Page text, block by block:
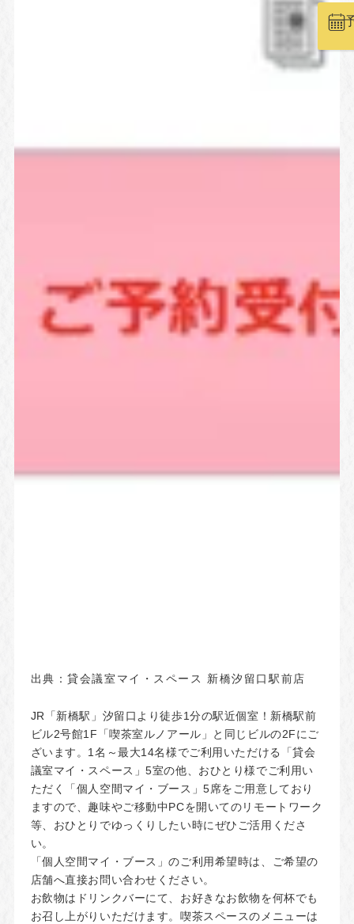
出典：貸会議室マイ・スペース 新橋汐留口駅前店
JR「新橋駅」汐留口より徒歩1分の駅近個室！新橋駅前
ビル2号館1F「喫茶室ルノアール」と同じビルの2Fにご
ざいます。1名～最大14名様でご利用いただける「貸会
議室マイ・スペース」5室の他、おひとり様でご利用い
ただく「個人空間マイ・ブース」5席をご用意しており
ますので、趣味やご移動中PCを開いてのリモートワーク
等、おひとりでゆっくりしたい時にぜひご活用くださ
い。
「個人空間マイ・ブース」のご利用希望時は、ご希望の
店舗へ直接お問い合わせください。
お飲物はドリンクバーにて、お好きなお飲物を何杯でも
お召し上がりいただけます。喫茶スペースのメニューは